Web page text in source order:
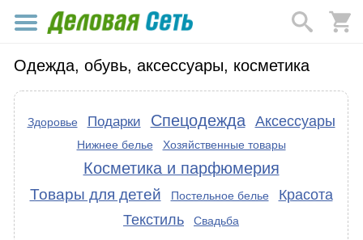
Одежда, обувь, аксессуары, косметика
Здоровье Подарки Спецодежда Аксессуары
Нижнее белье Хозяйственные товары
Косметика и парфюмерия
Товары для детей Постельное белье
Красота
Текстиль
Свадьба